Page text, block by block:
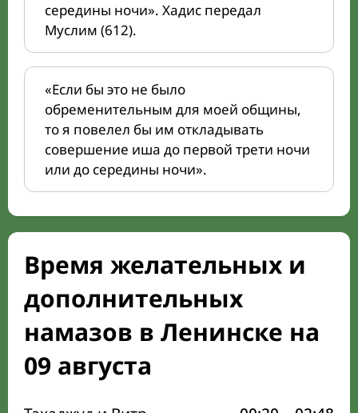
середины ночи». Хадис передал
Муслим (612).
«Если бы это не было
обременительным для моей общины,
то я повелел бы им откладывать
совершение иша до первой трети ночи
или до середины ночи».
Время желательных и
дополнительных
намазов в Ленинске на
09 августа